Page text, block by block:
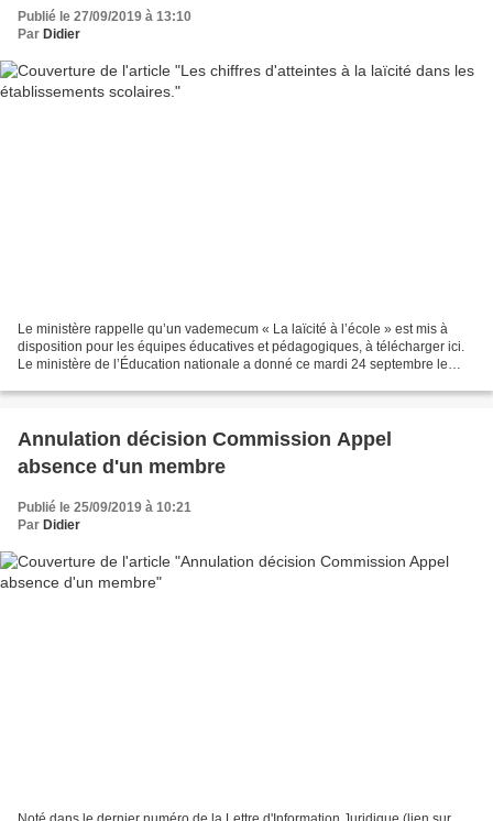
Publié le 27/09/2019 à 13:10
Par Didier
Le ministère rappelle qu’un vademecum « La laïcité à l’école » est mis à
disposition pour les équipes éducatives et pédagogiques, à télécharger ici.
Le ministère de l’Éducation nationale a donné ce mardi 24 septembre le
Annulation décision Commission Appel
absence d'un membre
Publié le 25/09/2019 à 10:21
Par Didier